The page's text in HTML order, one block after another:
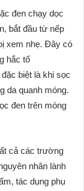
đen chạy dọc
bắt đầu từ nếp
xem nhẹ. Đây có
hắc tố
biệt là khi sọc
da quanh móng.
đen trên móng
cả các trường
nhân lành
tác dụng phụ